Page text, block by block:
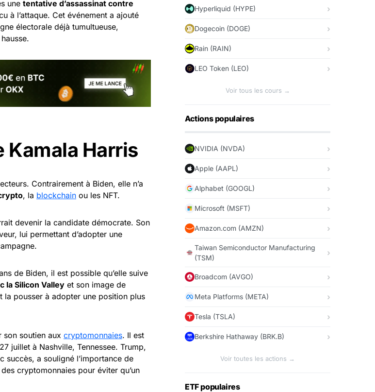
une tentative d’assassinat contre
à l’attaque. Cet événement a ajouté
électorale déjà tumultueuse,
Kamala Harris
Contrairement à Biden, elle n’a
, la blockchain ou les NFT.
devenir la candidate démocrate. Son
lui permettant d’adopter une
de Biden, il est possible qu’elle suive
la Silicon Valley et son image de
la pousser à adopter une position plus
son soutien aux cryptomonnaies. Il est
juillet à Nashville, Tennessee. Trump,
succès, a souligné l’importance de
cryptomonnaies pour éviter qu’un
Hyperliquid (HYPE)
Dogecoin (DOGE)
Rain (RAIN)
LEO Token (LEO)
Voir tous les cours →
Actions populaires
NVIDIA (NVDA)
Apple (AAPL)
Alphabet (GOOGL)
Microsoft (MSFT)
Amazon.com (AMZN)
Taiwan Semiconductor Manufacturing
(TSM)
Broadcom (AVGO)
Meta Platforms (META)
Tesla (TSLA)
Berkshire Hathaway (BRK.B)
Voir toutes les actions →
ETF populaires